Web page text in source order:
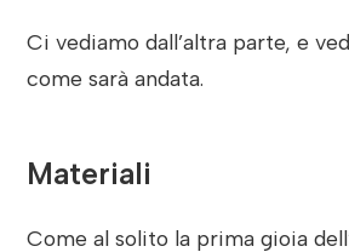
Ci vediamo dall’altra parte, e
come sarà andata.
Materiali
Come al solito la prima gioia